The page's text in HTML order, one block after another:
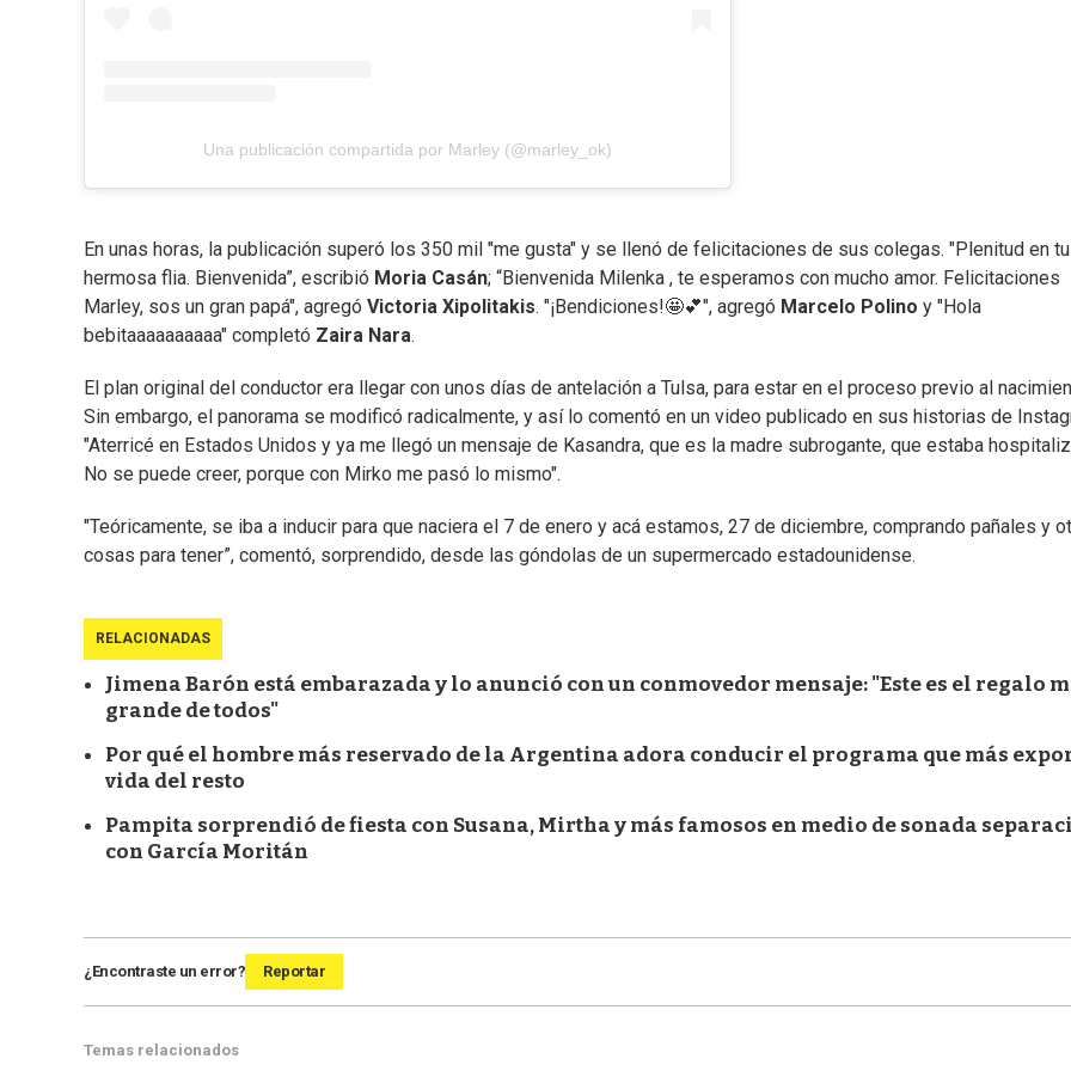
Una publicación compartida por Marley (@marley_ok)
En unas horas, la publicación superó los 350 mil "me gusta" y se llenó de felicitaciones de sus colegas. "Plenitud en tu
hermosa flia. Bienvenida”, escribió Moria Casán; “Bienvenida Milenka , te esperamos con mucho amor. Felicitaciones
Marley, sos un gran papá", agregó Victoria Xipolitakis. "¡Bendiciones!🤩💕", agregó Marcelo Polino y "Hola
bebitaaaaaaaaaa" completó Zaira Nara.
El plan original del conductor era llegar con unos días de antelación a Tulsa, para estar en el proceso previo al
Sin embargo, el panorama se modificó radicalmente, y así lo comentó en un video publicado en sus historias de
"Aterricé en Estados Unidos y ya me llegó un mensaje de Kasandra, que es la madre subrogante, que estaba
No se puede creer, porque con Mirko me pasó lo mismo".
"Teóricamente, se iba a inducir para que naciera el 7 de enero y acá estamos, 27 de diciembre, comprando pañales y
cosas para tener”, comentó, sorprendido, desde las góndolas de un supermercado estadounidense.
RELACIONADAS
Jimena Barón está embarazada y lo anunció con un conmovedor mensaje: "Este es el regalo
grande de todos"
Por qué el hombre más reservado de la Argentina adora conducir el programa que más
vida del resto
Pampita sorprendió de fiesta con Susana, Mirtha y más famosos en medio de sonada
con García Moritán
¿Encontraste un error? Reportar
Temas relacionados